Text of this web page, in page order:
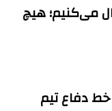
می‌کنیم؛ هیچ
دفاع تیم